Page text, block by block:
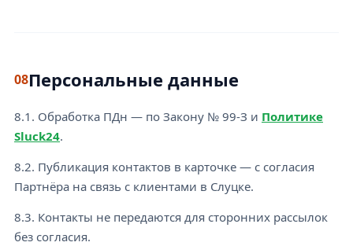
08Персональные данные
8.1. Обработка ПДн — по Закону № 99-З и Политике
Sluck24.
8.2. Публикация контактов в карточке — с согласия
Партнёра на связь с клиентами в Слуцке.
8.3. Контакты не передаются для сторонних рассылок
без согласия.